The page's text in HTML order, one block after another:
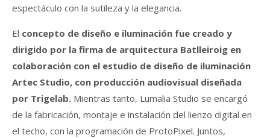
espectáculo con la sutileza y la elegancia.
El concepto de diseño e iluminación fue creado y
dirigido por la firma de arquitectura Batlleiroig en
colaboración con el estudio de diseño de iluminación
Artec Studio, con producción audiovisual diseñada
por Trigelab. Mientras tanto, Lumalia Studio se encargó
de la fabricación, montaje e instalación del lienzo digital en
el techo, con la programación de ProtoPixel. Juntos,